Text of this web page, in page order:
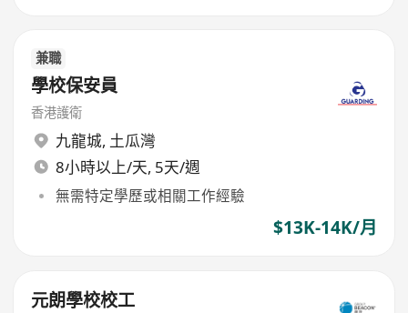
兼職
學校保安員
香港護衛
九龍城, 土瓜灣
8小時以上/天, 5天/週
無需特定學歷或相關工作經驗
$13K-14K/月
元朗學校校工